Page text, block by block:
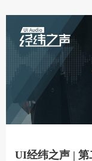
UI经纬之声 | 第